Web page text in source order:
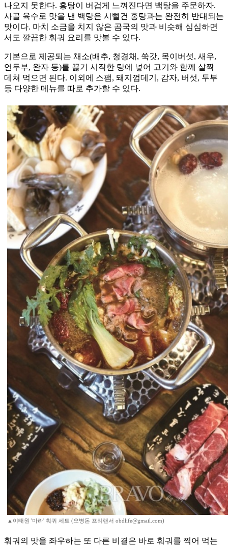
나오지 못한다. 홍탕이 버겁게 느껴진다면 백탕을 주문하자.
사골 육수로 맛을 낸 백탕은 시뻘건 홍탕과는 완전히 반대되는
맛이다. 마치 소금을 치지 않은 곰국의 맛과 비슷해 심심하면
서도 깔끔한 훠궈 요리를 맛볼 수 있다.
기본으로 제공되는 채소(배추, 청경채, 쑥갓, 목이버섯, 새우,
언두부, 완자 등)를 끓기 시작한 탕에 넣어 고기와 함께 살짝
데쳐 먹으면 된다. 이외에 스팸, 돼지껍데기, 감자, 버섯, 두부
등 다양한 메뉴를 따로 추가할 수 있다.
▲이태원 '마라' 훠궈 세트 (오병돈 프리랜서 obdlife@gmail.com)
훠궈의 맛을 좌우하는 또 다른 비결은 바로 훠궈를 찍어 먹는